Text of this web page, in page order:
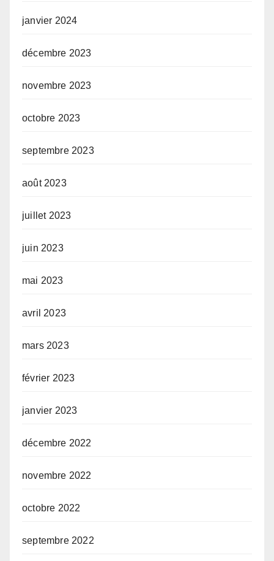
janvier 2024
décembre 2023
novembre 2023
octobre 2023
septembre 2023
août 2023
juillet 2023
juin 2023
mai 2023
avril 2023
mars 2023
février 2023
janvier 2023
décembre 2022
novembre 2022
octobre 2022
septembre 2022